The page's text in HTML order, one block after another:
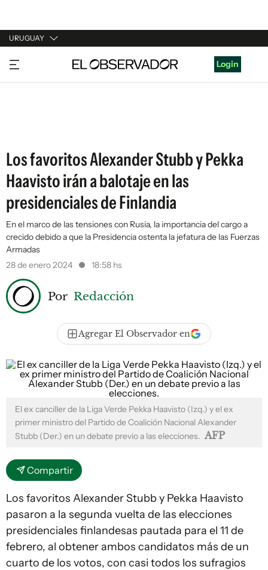
URUGUAY
URUGUAY
ARGENTINA
Login
Los favoritos Alexander Stubb y Pekka
Haavisto irán a balotaje en las
presidenciales de Finlandia
En el marco de las tensiones con Rusia, la importancia del cargo a
crecido debido a que la Presidencia ostenta la jefatura de las Fuerzas
Armadas
28 de enero 2024
18:58 hs
Por Redacción
Agregar El Observador en
El ex canciller de la Liga Verde Pekka Haavisto (Izq.) y el ex
primer ministro del Partido de Coalición Nacional Alexander
Stubb (Der.) en un debate previo a las elecciones. AFP
Compartir
Los favoritos Alexander Stubb y Pekka Haavisto
pasaron a la segunda vuelta de las elecciones
presidenciales finlandesas pautada para el 11 de
febrero, al obtener ambos candidatos más de un
cuarto de los votos, con casi todos los sufragios